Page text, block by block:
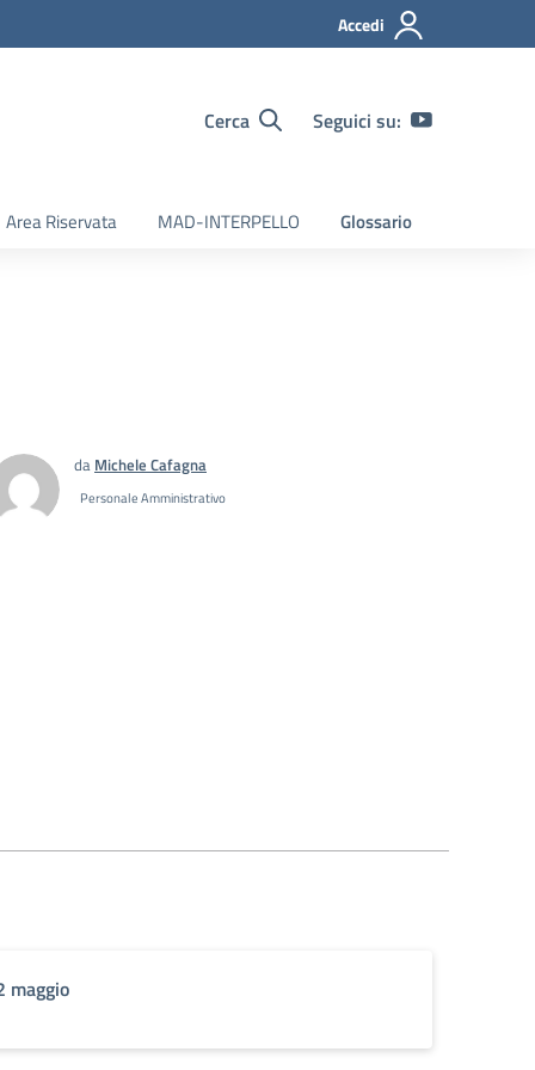
Accedi
Cerca Seguici su:
Area Riservata MAD-INTERPELLO Glossario
da Michele Cafagna
Personale Amministrativo
maggio